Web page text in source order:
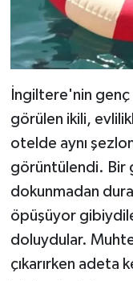
İngiltere'nin
görülen ikili,
otelde aynı
görüntülendi. Bir
dokunmadan
öpüşüyor
doluydular.
çıkarırken adeta